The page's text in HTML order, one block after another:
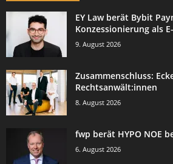
EY Law berät Bybit
Konzessionierung als
9. August 2026
Zusammenschluss:
Rechtsanwält:innen
8. August 2026
fwp berät HYPO NOE
6. August 2026